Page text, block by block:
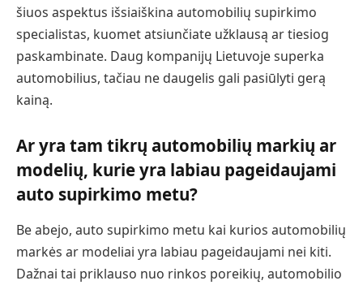
šiuos aspektus išsiaiškina automobilių supirkimo
specialistas, kuomet atsiunčiate užklausą ar tiesiog
paskambinate. Daug kompanijų Lietuvoje superka
automobilius, tačiau ne daugelis gali pasiūlyti gerą
kainą.
Ar yra tam tikrų automobilių markių ar
modelių, kurie yra labiau pageidaujami
auto supirkimo metu?
Be abejo, auto supirkimo metu kai kurios automobilių
markės ar modeliai yra labiau pageidaujami nei kiti.
Dažnai tai priklauso nuo rinkos poreikių, automobilio